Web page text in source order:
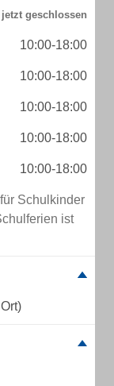
10:00-18:00
10:00-18:00
10:00-18:00
10:00-18:00
10:00-18:00
Schulkinder
ist